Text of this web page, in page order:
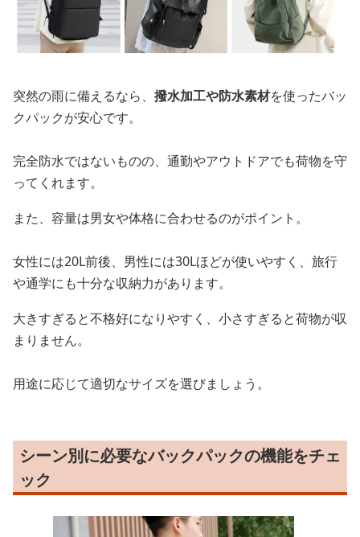
突然の雨に備えるなら、 撥水加工や防水素材を使ったバッ
クパックが安心です。
完全防水ではないものの、通勤やアウトドアでも荷物を守
ってくれます。
また、容量は男女や体格に合わせるのがポイント。
女性には20L前後、男性には30Lほどが使いやすく、旅行
や通学にも十分な収納力があります。
大きすぎると不格好になりやすく、小さすぎると荷物が収
まりません。
用途に応じて適切なサイズを選びましょう。
シーン別に必要なバックパックの機能をチェ
ック